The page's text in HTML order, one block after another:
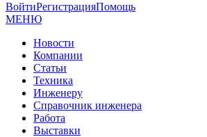
ВойтиРегистрацияПомощь
МЕНЮ
Новости
Компании
Статьи
Техника
Инженеру
Справочник инженера
Работа
Выставки